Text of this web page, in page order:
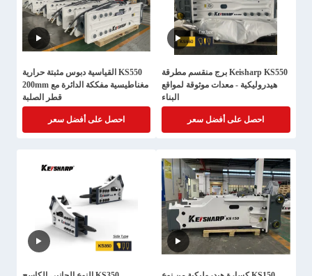
Keisharp KS550 برج منقسم مطرقة
هيدروليكية - معدات موثوقة لمواقع
البناء
احصل على أفضل سعر
KS550 القياسية دبوس مثبتة حرارية
مغناطيسية مفككة الدائرة مع 200mm
قطر الصلبة
احصل على أفضل سعر